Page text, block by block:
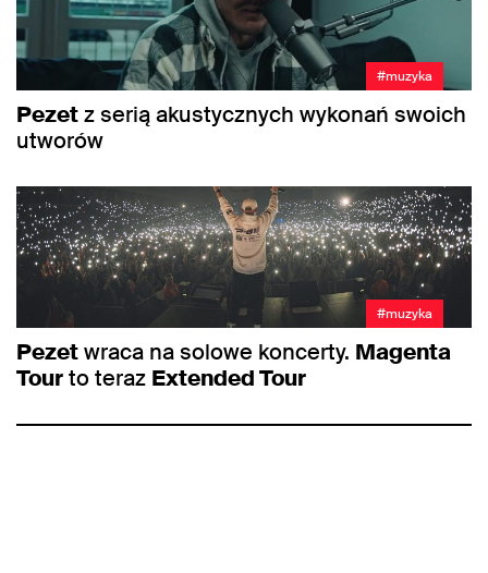
#muzyka
Pezetz serią akustycznych wykonań swoich
utworów
#muzyka
Pezetwraca na solowe koncerty. Magenta
Tourto teraz Extended Tour